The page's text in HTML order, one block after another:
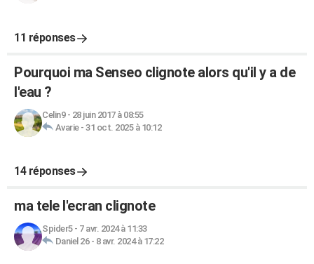
11 réponses
Pourquoi ma Senseo clignote alors qu'il y a de
l'eau ?
Celin9- 28 juin 2017 à 08:55
Avarie- 31 oct. 2025 à 10:12
14 réponses
ma tele l'ecran clignote
Spider5- 7 avr. 2024 à 11:33
Daniel 26- 8 avr. 2024 à 17:22